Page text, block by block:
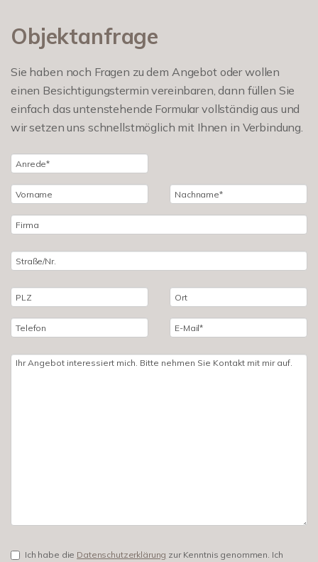
Objektanfrage
Sie haben noch Fragen zu dem Angebot oder wollen
einen Besichtigungstermin vereinbaren, dann füllen Sie
einfach das untenstehende Formular vollständig aus und
wir setzen uns schnellstmöglich mit Ihnen in Verbindung.
Ich habe die Datenschutzerklärung zur Kenntnis genommen. Ich